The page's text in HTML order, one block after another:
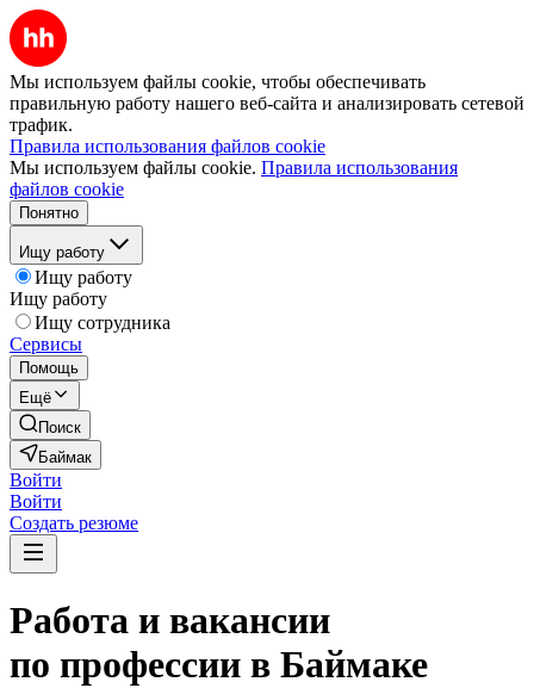
Мы используем файлы cookie, чтобы обеспечивать
правильную работу нашего веб-сайта и анализировать сетевой
трафик.
Правила использования файлов cookie
Мы используем файлы cookie. Правила использования
файлов cookie
Понятно
Ищу работу
Ищу работу
Ищу работу
Ищу сотрудника
Сервисы
Помощь
Ещё
Поиск
Баймак
Войти
Войти
Создать резюме
Работа и вакансии
по профессии в Баймаке